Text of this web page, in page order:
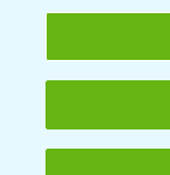
Allgemeine
Impressum